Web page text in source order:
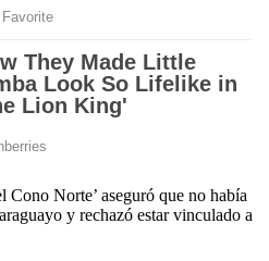
Cono Norte’ aseguró que no había
y rechazó estar vinculado a